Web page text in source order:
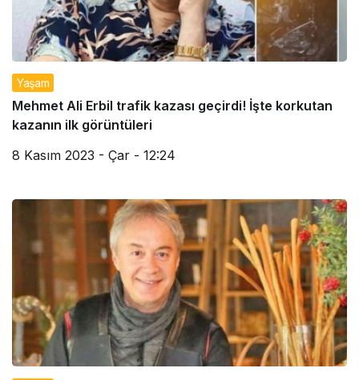
Yaşam
Mehmet Ali Erbil trafik kazası geçirdi! İşte korkutan
kazanın ilk görüntüleri
8 Kasım 2023 - Çar - 12:24